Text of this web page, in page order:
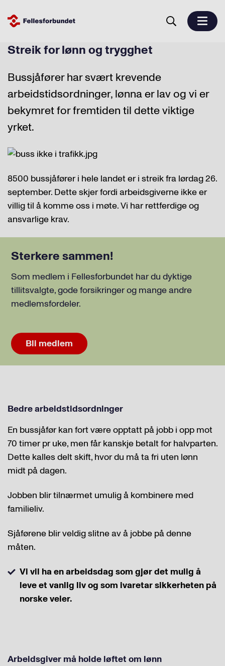
Streik for lønn og trygghet
Bussjåfører har svært krevende
arbeidstidsordninger, lønna er lav og vi er
bekymret for fremtiden til dette viktige
yrket.
8500 bussjåfører i hele landet er i streik fra lørdag 26.
september. Dette skjer fordi arbeidsgiverne ikke er
villig til å komme oss i møte. Vi har rettferdige og
ansvarlige krav.
Sterkere sammen!
Som medlem i Fellesforbundet har du dyktige
tillitsvalgte, gode forsikringer og mange andre
medlemsfordeler.
Bli medlem
Bedre arbeidstidsordninger
En bussjåfør kan fort være opptatt på jobb i opp mot
70 timer pr uke, men får kanskje betalt for halvparten.
Dette kalles delt skift, hvor du må ta fri uten lønn
midt på dagen.
Jobben blir tilnærmet umulig å kombinere med
familieliv.
Sjåførene blir veldig slitne av å jobbe på denne
måten.
Vi vil ha en arbeidsdag som gjør det mulig å
leve et vanlig liv og som ivaretar sikkerheten på
norske veier.
Arbeidsgiver må holde løftet om lønn